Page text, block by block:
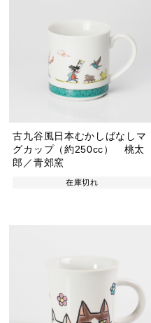
古九谷風日本むかしばなしマ
グカップ（約250cc） 桃太
郎／青郊窯
在庫切れ